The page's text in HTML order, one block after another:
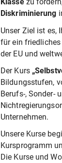
Klassezu
Diskriminierung
Unser Ziel ist es,
für ein friedliches
der EU und
Der Kurs
Bildungsstufen,
Berufs-, Sonder-
Unternehmen.
Unsere Kurse
Kursprogramm
Die Kurse und